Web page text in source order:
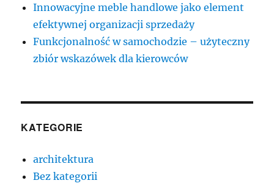
Innowacyjne meble handlowe jako element
efektywnej organizacji sprzedaży
Funkcjonalność w samochodzie – użyteczny
zbiór wskazówek dla kierowców
KATEGORIE
architektura
Bez kategorii